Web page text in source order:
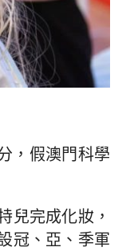
，假澳門科學
兒完成化妝，
冠、亞、季軍